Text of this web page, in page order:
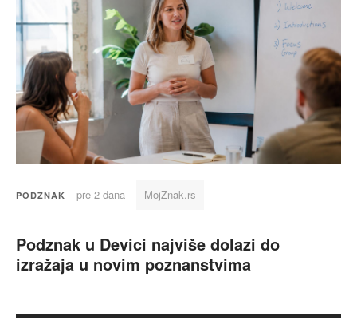
PODZNAK pre 2 dana MojZnak.rs
Podznak u Devici najviše dolazi do
izražaja u novim poznanstvima